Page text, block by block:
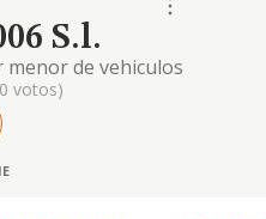
S.l.
menor de vehiculos
y piezas de recambio
y al comercio al,
fluviales y maritimos
votos)